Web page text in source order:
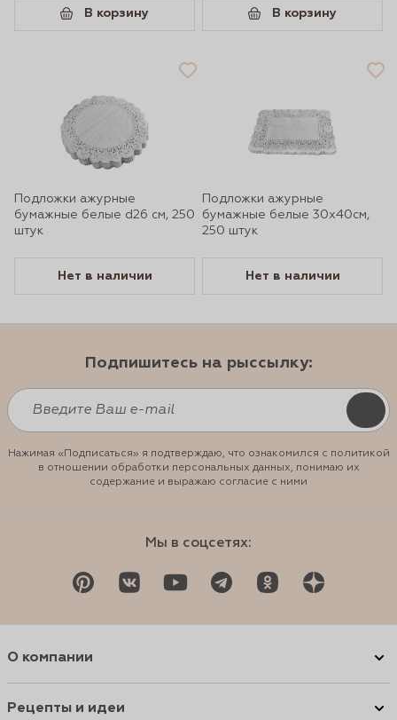
В корзину В корзину
Подложки ажурные
бумажные белые d26 cм, 250
штук
Нет в наличии
Подложки ажурные
бумажные белые 30х40cм,
250 штук
Нет в наличии
Подпишитесь на рыссылку:
Нажимая «Подписаться» я подтверждаю, что ознакомился с политикой
в отношении обработки персональных данных, понимаю их
содержание и выражаю согласие с ними
Мы в соцсетях:
О компании
Рецепты и идеи